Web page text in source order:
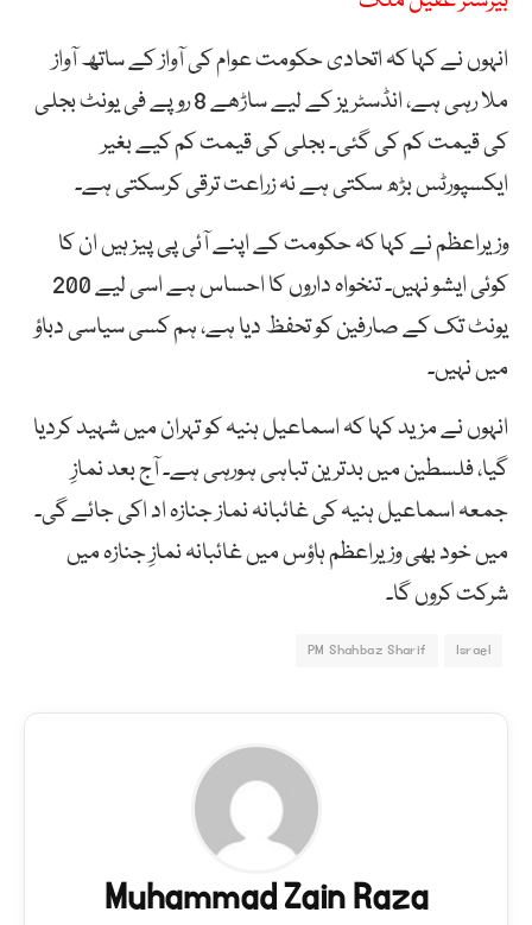
انہوں نے کہا کہ اتحادی حکومت عوام کی آواز کے ساتھ آواز
ملا رہی ہے، انڈسٹریز کے لیے ساڑھے 8 روپے فی یونٹ بجلی
کی قیمت کم کی گئی۔ بجلی کی قیمت کم کیے بغیر
ایکسپورٹس بڑھ سکتی ہے نہ زراعت ترقی کرسکتی ہے۔
وزیراعظم نے کہا کہ حکومت کے اپنے آئی پی پیز ہیں ان کا
کوئی ایشو نہیں۔ تنخواہ داروں کا احساس ہے اسی لیے 200
یونٹ تک کے صارفین کو تحفظ دیا ہے، ہم کسی سیاسی دباؤ
میں نہیں۔
انہوں نے مزید کہا کہ اسماعیل ہنیہ کو تہران میں شہید کردیا
گیا، فلسطین میں بدترین تباہی ہورہی ہے۔ آج بعد نمازِ
جمعہ اسماعیل ہنیہ کی غائبانہ نماز جنازہ اد اکی جائے گی۔
میں خود بھی وزیراعظم ہاؤس میں غائبانہ نمازِ جنازہ میں
شرکت کروں گا۔
Israel
PM Shahbaz Sharif
Muhammad Zain Raza